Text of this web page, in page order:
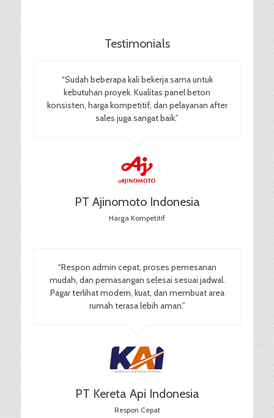
Testimonials
“Sudah beberapa kali bekerja sama untuk
kebutuhan proyek. Kualitas panel beton
konsisten, harga kompetitif, dan pelayanan after
sales juga sangat baik.”
PT Ajinomoto Indonesia
Harga Kompetitif
“Respon admin cepat, proses pemesanan
mudah, dan pemasangan selesai sesuai jadwal.
Pagar terlihat modern, kuat, dan membuat area
rumah terasa lebih aman.”
PT Kereta Api Indonesia
Respon Cepat